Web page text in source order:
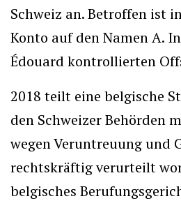
Schweiz an. Betroffen ist
Konto auf den Namen A.
Édouard kontrollierten
2018 teilt eine belgische
den Schweizer Behörden
wegen Veruntreuung und
rechtskräftig verurteilt
belgisches